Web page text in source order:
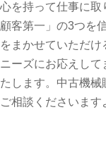
を持って仕事に
客第一」の3つを
まかせていただ
ーズにお応えし
します。中古機
相談くださいま